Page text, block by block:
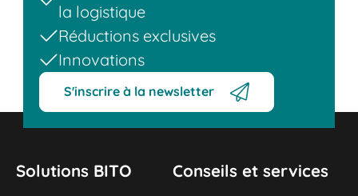
la logistique
Réductions exclusives
Innovations
S'inscrire à la newsletter
Solutions BITO Conseils et services